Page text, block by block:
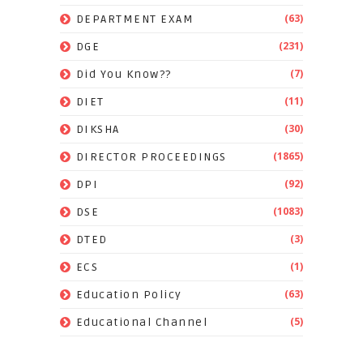
DEPARTMENT EXAM (63)
DGE (231)
Did You Know?? (7)
DIET (11)
DIKSHA (30)
DIRECTOR PROCEEDINGS (1865)
DPI (92)
DSE (1083)
DTED (3)
ECS (1)
Education Policy (63)
Educational Channel (5)